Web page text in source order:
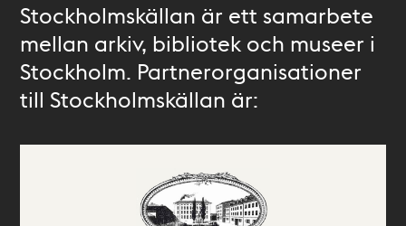
Stockholmskällan är ett samarbete
mellan arkiv, bibliotek och museer i
Stockholm. Partnerorganisationer
till Stockholmskällan är: